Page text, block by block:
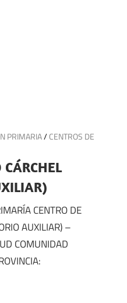
PRIMARIA/CENTROS DE
CENTRO DE
AUXILIAR) –
COMUNIDAD